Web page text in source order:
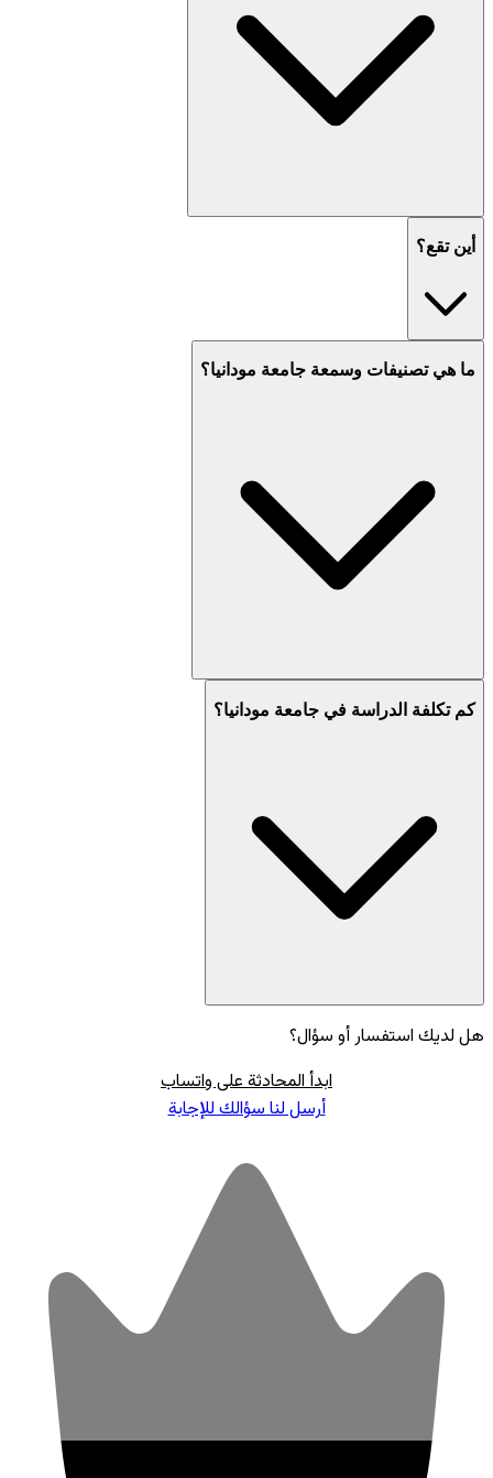
أين تقع؟
ما هي تصنيفات وسمعة جامعة مودانيا؟
كم تكلفة الدراسة في جامعة مودانيا؟
هل لديك استفسار أو سؤال؟
ابدأ المحادثة على واتساب
أرسل لنا سؤالك للإجابة